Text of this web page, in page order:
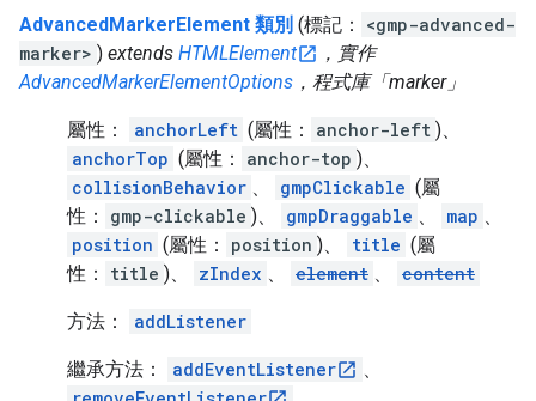
AdvancedMarkerElement 類別 (標記：
<gmp-advanced-
marker> ) extends HTMLElement
，實作
AdvancedMarkerElementOptions ，程式庫「marker」
屬性： anchorLeft (屬性： anchor-left )、
anchorTop (屬性： anchor-top )、
collisionBehavior 、 gmpClickable (屬
性：
gmp-clickable )、 gmpDraggable 、 map 、
position (屬性： position )、 title (屬
性：
title )、 zIndex 、 element 、 content
方法： addListener
繼承方法： addEventListener
、